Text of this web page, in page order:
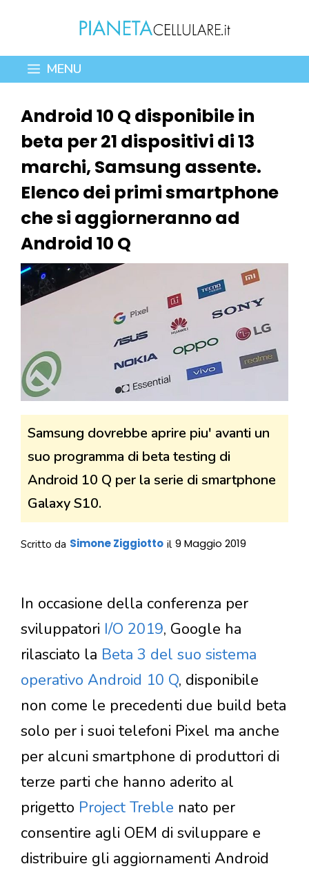
contenuto
MENU
Android 10 Q disponibile in
beta per 21 dispositivi di 13
marchi, Samsung assente.
Elenco dei primi smartphone
che si aggiorneranno ad
Android 10 Q
Samsung dovrebbe aprire piu' avanti un
suo programma di beta testing di
Android 10 Q per la serie di smartphone
Galaxy S10.
Scritto da Simone Ziggiotto il 9 Maggio 2019
In occasione della conferenza per
sviluppatori I/O 2019, Google ha
rilasciato la Beta 3 del suo sistema
operativo Android 10 Q, disponibile
non come le precedenti due build beta
solo per i suoi telefoni Pixel ma anche
per alcuni smartphone di produttori di
terze parti che hanno aderito al
prigetto Project Treble nato per
consentire agli OEM di sviluppare e
distribuire gli aggiornamenti Android